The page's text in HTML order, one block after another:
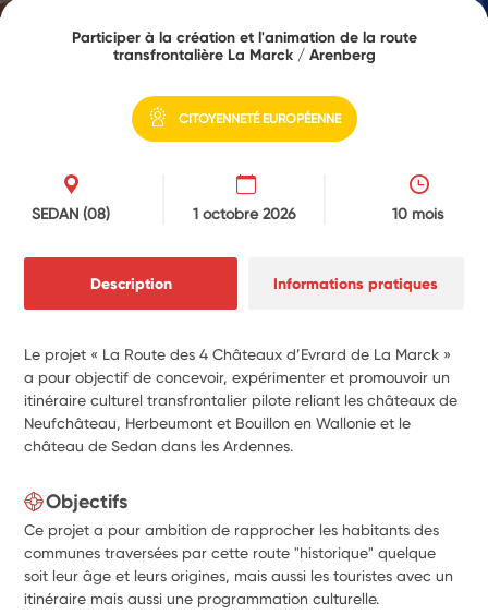
Participer à la création et l'animation de la route
transfrontalière La Marck / Arenberg
CITOYENNETÉ EUROPÉENNE
SEDAN (08) 1 octobre 2026 10 mois
Description Informations pratiques
Le projet « La Route des 4 Châteaux d’Evrard de La Marck »
a pour objectif de concevoir, expérimenter et promouvoir un
itinéraire culturel transfrontalier pilote reliant les châteaux de
Neufchâteau, Herbeumont et Bouillon en Wallonie et le
château de Sedan dans les Ardennes.
Objectifs
Ce projet a pour ambition de rapprocher les habitants des
communes traversées par cette route "historique" quelque
soit leur âge et leurs origines, mais aussi les touristes avec un
itinéraire mais aussi une programmation culturelle.